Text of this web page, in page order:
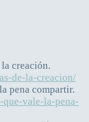
la creación.
de-la-creacion/
pena compartir.
vale-la-pena-